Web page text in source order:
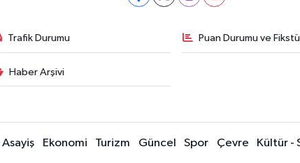
Trafik Durumu Puan Durumu ve
Haber Arşivi
Asayiş Ekonomi Turizm Güncel Spor Çevre Kültür -